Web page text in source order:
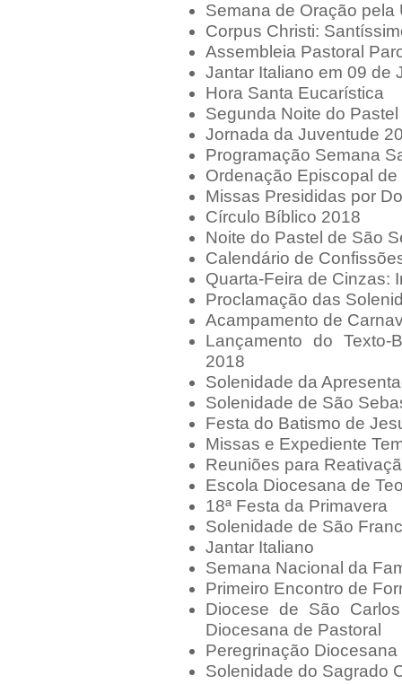
Semana de Oração pela
Corpus Christi:
Assembleia Pastoral
Jantar Italiano em 09 de
Hora Santa Eucarística
Segunda Noite do
Jornada da Juventude
Programação Semana
Ordenação Episcopal
Missas Presididas por
Círculo Bíblico 2018
Noite do Pastel de São
Calendário de
Quarta-Feira de Cinzas:
Proclamação das
Acampamento de
Lançamento do
2018
Solenidade da
Solenidade de São
Festa do Batismo de
Missas e Expediente
Reuniões para
Escola Diocesana de
18ª Festa da Primavera
Solenidade de São
Jantar Italiano
Semana Nacional da
Primeiro Encontro de
Diocese de São
Diocesana de Pastoral
Peregrinação
Solenidade do Sagrado